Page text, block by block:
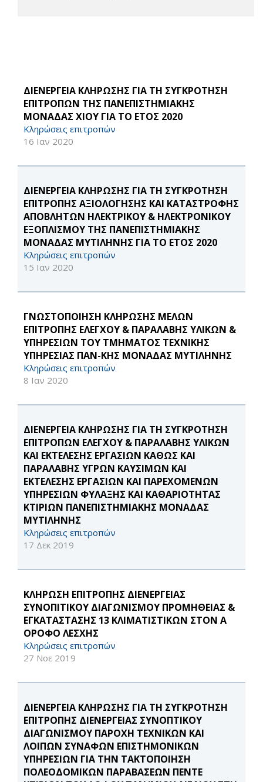
ΔΙΕΝΕΡΓΕΙΑ ΚΛΗΡΩΣΗΣ ΓΙΑ ΤΗ ΣΥΓΚΡΟΤΗΣΗ
ΕΠΙΤΡΟΠΩΝ ΤΗΣ ΠΑΝΕΠΙΣΤΗΜΙΑΚΗΣ
ΜΟΝΑΔΑΣ ΧΙΟΥ ΓΙΑ ΤΟ ΕΤΟΣ 2020
Κληρώσεις επιτροπών
16 Ιαν 2020
ΔΙΕΝΕΡΓΕΙΑ ΚΛΗΡΩΣΗΣ ΓΙΑ ΤΗ ΣΥΓΚΡΟΤΗΣΗ
ΕΠΙΤΡΟΠΗΣ ΑΞΙΟΛΟΓΗΣΗΣ ΚΑΙ ΚΑΤΑΣΤΡΟΦΗΣ
ΑΠΟΒΛΗΤΩΝ ΗΛΕΚΤΡΙΚΟΥ & ΗΛΕΚΤΡΟΝΙΚΟΥ
ΕΞΟΠΛΙΣΜΟΥ ΤΗΣ ΠΑΝΕΠΙΣΤΗΜΙΑΚΗΣ
ΜΟΝΑΔΑΣ ΜΥΤΙΛΗΝΗΣ ΓΙΑ ΤΟ ΕΤΟΣ 2020
Κληρώσεις επιτροπών
15 Ιαν 2020
ΓΝΩΣΤΟΠΟΙΗΣΗ ΚΛΗΡΩΣΗΣ ΜΕΛΩΝ
ΕΠΙΤΡΟΠΗΣ ΕΛΕΓΧΟΥ & ΠΑΡΑΛΑΒΗΣ ΥΛΙΚΩΝ &
ΥΠΗΡΕΣΙΩΝ ΤΟΥ ΤΜΗΜΑΤΟΣ ΤΕΧΝΙΚΗΣ
ΥΠΗΡΕΣΙΑΣ ΠΑΝ-ΚΗΣ ΜΟΝΑΔΑΣ ΜΥΤΙΛΗΝΗΣ
Κληρώσεις επιτροπών
8 Ιαν 2020
ΔΙΕΝΕΡΓΕΙΑ ΚΛΗΡΩΣΗΣ ΓΙΑ ΤΗ ΣΥΓΚΡΟΤΗΣΗ
ΕΠΙΤΡΟΠΩΝ ΕΛΕΓΧΟΥ & ΠΑΡΑΛΑΒΗΣ ΥΛΙΚΩΝ
ΚΑΙ ΕΚΤΕΛΕΣΗΣ ΕΡΓΑΣΙΩΝ ΚΑΘΩΣ ΚΑΙ
ΠΑΡΑΛΑΒΗΣ ΥΓΡΩΝ ΚΑΥΣΙΜΩΝ ΚΑΙ
ΕΚΤΕΛΕΣΗΣ ΕΡΓΑΣΙΩΝ ΚΑΙ ΠΑΡΕΧΟΜΕΝΩΝ
ΥΠΗΡΕΣΙΩΝ ΦΥΛΑΞΗΣ ΚΑΙ ΚΑΘΑΡΙΟΤΗΤΑΣ
ΚΤΙΡΙΩΝ ΠΑΝΕΠΙΣΤΗΜΙΑΚΗΣ ΜΟΝΑΔΑΣ
ΜΥΤΙΛΗΝΗΣ
Κληρώσεις επιτροπών
17 Δεκ 2019
ΚΛΗΡΩΣΗ ΕΠΙΤΡΟΠΗΣ ΔΙΕΝΕΡΓΕΙΑΣ
ΣΥΝΟΠΙΤΙΚΟΥ ΔΙΑΓΩΝΙΣΜΟΥ ΠΡΟΜΗΘΕΙΑΣ &
ΕΓΚΑΤΑΣΤΑΣΗΣ 13 ΚΛΙΜΑΤΙΣΤΙΚΩΝ ΣΤΟΝ Α
ΟΡΟΦΟ ΛΕΣΧΗΣ
Κληρώσεις επιτροπών
27 Νοε 2019
ΔΙΕΝΕΡΓΕΙΑ ΚΛΗΡΩΣΗΣ ΓΙΑ ΤΗ ΣΥΓΚΡΟΤΗΣΗ
ΕΠΙΤΡΟΠΗΣ ΔΙΕΝΕΡΓΕΙΑΣ ΣΥΝΟΠΤΙΚΟΥ
ΔΙΑΓΩΝΙΣΜΟΥ ΠΑΡΟΧΗ ΤΕΧΝΙΚΩΝ ΚΑΙ
ΛΟΙΠΩΝ ΣΥΝΑΦΩΝ ΕΠΙΣΤΗΜΟΝΙΚΩΝ
ΥΠΗΡΕΣΙΩΝ ΓΙΑ ΤΗΝ ΤΑΚΤΟΠΟΙΗΣΗ
ΠΟΛΕΟΔΟΜΙΚΩΝ ΠΑΡΑΒΑΣΕΩΝ ΠΕΝΤΕ